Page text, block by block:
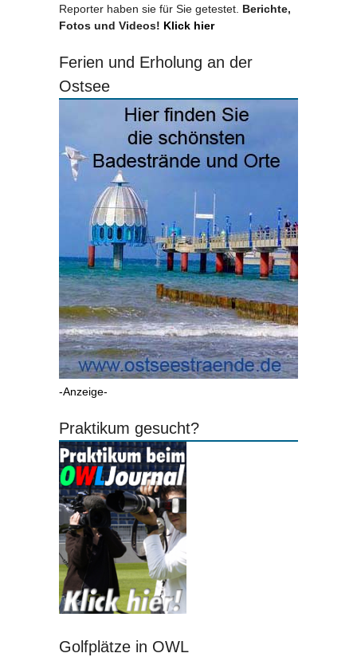
Reporter haben sie für Sie getestet. Berichte,
Fotos und Videos! Klick hier
Ferien und Erholung an der
Ostsee
-Anzeige-
Praktikum gesucht?
Golfplätze in OWL